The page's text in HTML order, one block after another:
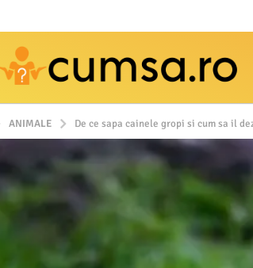
ANIMALE De ce sapa cainele gropi si cum sa il